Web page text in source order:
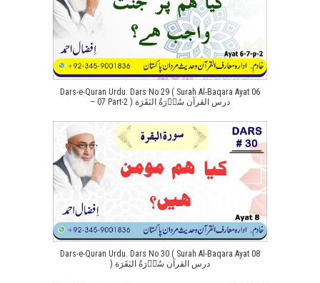
Dars-e-Quran Urdu. Dars No 29 ( Surah Al-Baqara Ayat 06
– 07 Part-2 ) درس القرآن سُوۡرَةُ البَقَرَة
Dars-e-Quran Urdu. Dars No 30 ( Surah Al-Baqara Ayat 08
) درس القرآن سُوۡرَةُ البَقَرَة